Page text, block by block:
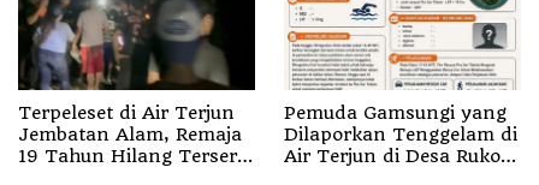
Terpeleset di Air Terjun
Jembatan Alam, Remaja
19 Tahun Hilang Terseret
Pemuda Gamsungi yang
Dilaporkan Tenggelam di
Air Terjun di Desa Ruko